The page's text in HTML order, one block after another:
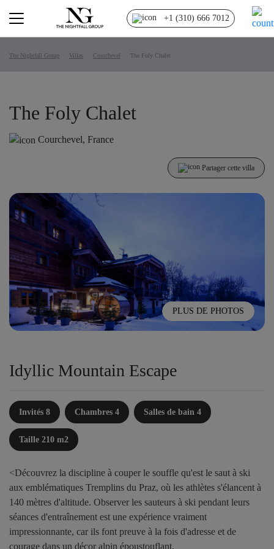
+1 (310) 666 7012
The Nightfall Group Villas Courchevel The Foly Chalet
The Foly Chalet
Courchevel, France
Partager cette villa
PLUS DE PHOTOS
Idyllic Mountain Escape
Invités 8 Chambres 4 Salles de bain 4
Taille 210 m2
<Découvrez la discipline à couper le souffle qu'est le saut à ski
aux emblématiques Tremplins du Praz, où les athlètes s'élancent à
140 mètres d'altitude. Observer les sauteurs à ski pendant leurs
séances d'entraînement est une expérience vraiment
impressionnante, car ils font preuve à la fois d'adresse et de
courage dans un décor alpin époustouflant.